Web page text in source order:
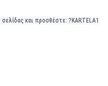
και προσθέστε: ?KARTELA1